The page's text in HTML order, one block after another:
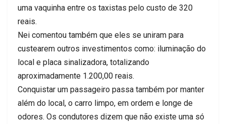
uma vaquinha entre os taxistas pelo custo de 320
reais.
Nei comentou também que eles se uniram para
custearem outros investimentos como: iluminação do
local e placa sinalizadora, totalizando
aproximadamente 1.200,00 reais.
Conquistar um passageiro passa também por manter
além do local, o carro limpo, em ordem e longe de
odores. Os condutores dizem que não existe uma só